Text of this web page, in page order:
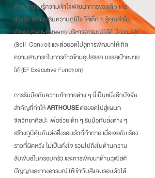
ต้องมีความรู้ความเข้าใจพัฒนาการของเด็กเเต่ละ
ช่วงวัย สร้างเสริมความภูมิใจ ให้เด็ก ๆ รู้คุณค่าใน
ตัวเอง (Self-Esteem) บริหารอารมณ์ได้ดี มีความสุข
(Self-Control) และต่อยอดไปสู่การพัฒนาให้เกิด
ความสามารถในการก้าวข้ามอุปสรรค บรรลุเป้าหมาย
ได้ (EF Executive Function)
การรับมือกับความท้าทายต่าง ๆ นี้เป็นหนึ่งอีกปัจจัย
สำคัญที่ทำให้ARTHOUSEต่อยอดไปสู่แผนก
จิตวิทยาศิลปะ เพื่อช่วยเด็ก ๆ รับมือกับสิ่งต่าง ๆ
สร้างภูมิคุ้มกันต่อสิ่งรอบตัวที่ท้าทาย เมื่อเจอกับเรื่อง
ราวที่ผิดหวัง ไม่เป็นดั่งใจ รวมไปถึงในด้านความ
สัมพันธ์ในครอบครัว และการพัฒนาด้านวุฒิสติ
ปัญญาและทางอารมณ์ ให้เข้ากับสังคมรอบตัวได้